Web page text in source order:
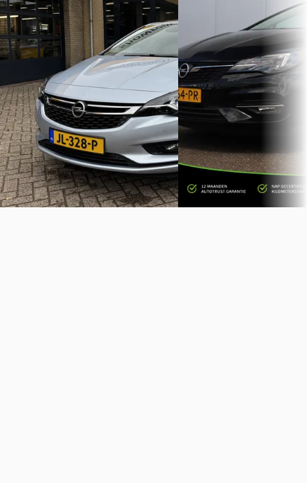
€ 13.749
v.a. € 291/mnd
Scherp geprijsd
2016 · 106.318 km · Benzine ·
Automaat
Garage van Uden· Den Dungen
Bekijk aanbieding →
Vergelijk
v.a. € 286/mnd
Scherp geprijsd
2022 · 61.912 km · Benzine ·
Handgeschakeld
A6.nl
· Lemmer
Bekijk aanbieding →
Vergelijk